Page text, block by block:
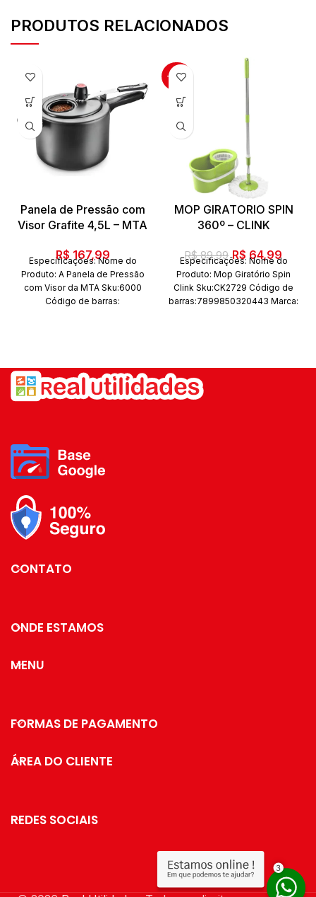
PRODUTOS RELACIONADOS
Panela de Pressão com
Visor Grafite 4,5L – MTA
R$ 167,99
Especificações: Nome do
Produto: A Panela de Pressão
com Visor da MTASku:6000
Código de barras:
de peças: 1 Peça
-28%
MOP GIRATORIO SPIN
360º – CLINK
R$89,99 O
preço
original
era:
R$ 64,99
preço
atual
é:
Especificações: Nome do
Produto: Mop Giratório Spin
Clink Sku:CK2729 Código de
barras:7899850320443 Marca:
CONTATO
ONDE ESTAMOS
MENU
FORMAS DE PAGAMENTO
ÁREA DO CLIENTE
REDES SOCIAIS